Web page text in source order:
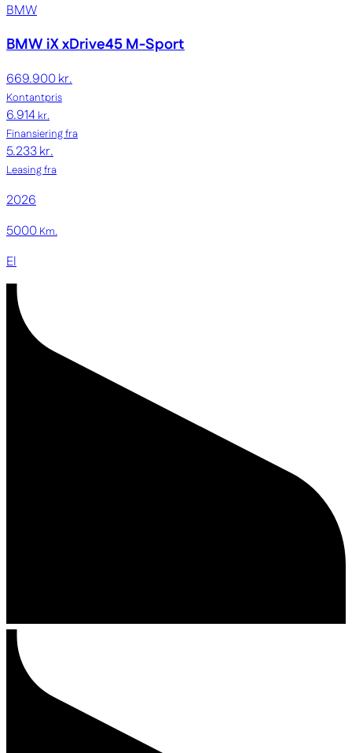
BMW
BMW iXxDrive45 M-Sport
669.900 kr.
Kontantpris
6.914kr.
Finansiering fra
5.233 kr.
Leasing fra
2026
5000Km.
El